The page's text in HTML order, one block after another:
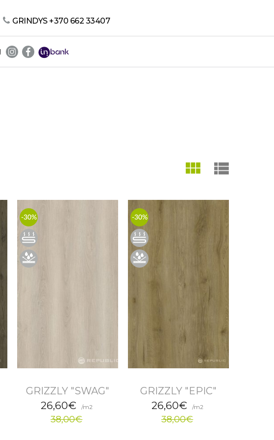
GRINDYS +370 662 33407
-30%
GRIZZLY "SWAG"
26,60€ /m2
38,00€
-30%
GRIZZLY "EPIC"
26,60€ /m2
38,00€